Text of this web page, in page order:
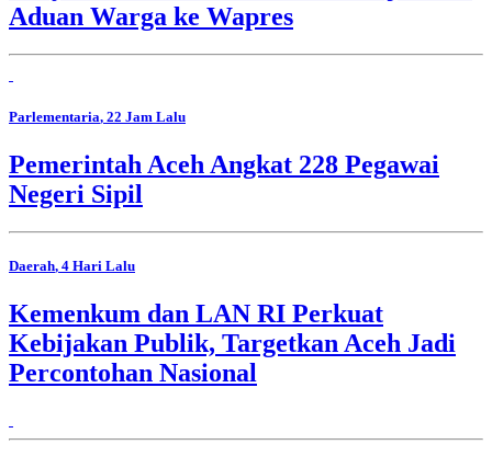
Aduan Warga ke Wapres
Parlementaria, 22 Jam Lalu
Pemerintah Aceh Angkat 228 Pegawai
Negeri Sipil
Daerah, 4 Hari Lalu
Kemenkum dan LAN RI Perkuat
Kebijakan Publik, Targetkan Aceh Jadi
Percontohan Nasional